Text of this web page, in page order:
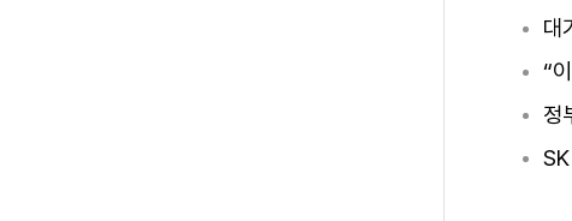
대
“
정